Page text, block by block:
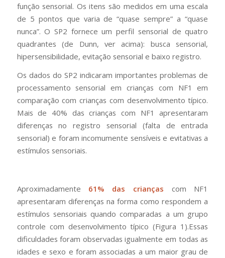
função sensorial. Os itens são medidos em uma escala
de 5 pontos que varia de “quase sempre” a “quase
nunca”. O SP2 fornece um perfil sensorial de quatro
quadrantes (de Dunn, ver acima): busca sensorial,
hipersensibilidade, evitação sensorial e baixo registro.
Os dados do SP2 indicaram importantes problemas de
processamento sensorial em crianças com NF1 em
comparação com crianças com desenvolvimento típico.
Mais de 40% das crianças com NF1 apresentaram
diferenças no registro sensorial (falta de entrada
sensorial) e foram incomumente sensíveis e evitativas a
estímulos sensoriais.
Aproximadamente 61% das crianças com NF1
apresentaram diferenças na forma como respondem a
estímulos sensoriais quando comparadas a um grupo
controle com desenvolvimento típico (Figura 1).Essas
dificuldades foram observadas igualmente em todas as
idades e sexo e foram associadas a um maior grau de